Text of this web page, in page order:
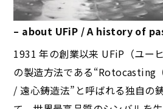
– about UFiP / A history of
1931 年の創業以来 UFiP（ユー
の製造方法である“Rotocasting
/ 遠心鋳造法”と呼ばれる独自の